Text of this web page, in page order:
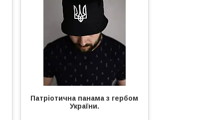
Патріотична панама з гербом
України.